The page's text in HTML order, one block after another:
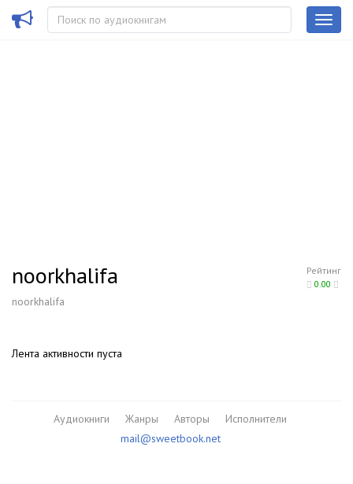
Рейтинг
0.00
noorkhalifa
noorkhalifa
Лента активности пуста
Аудиокниги Жанры Авторы
Исполнители
mail@sweetbook.net